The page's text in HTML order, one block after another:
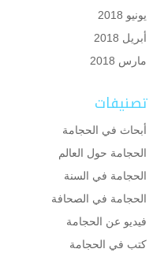
يونيو 2018
أبريل 2018
مارس 2018
تصنيفات
أبحاث في الحجامة
الحجامة حول العالم
الحجامة في السنة
الحجامة في الصحافة
فيديو عن الحجامة
كتب في الحجامة